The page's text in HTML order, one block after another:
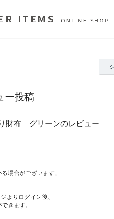
ー投稿
財布 グリーンのレビュー
場合がございます。
よりログイン後、
きます。